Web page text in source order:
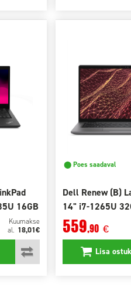
16GB
Kuumakse
al. 18,01€
⬤ Poes saadaval
Dell Renew (B)
14" i7-1265U
SSD
559,90 €
Lisa